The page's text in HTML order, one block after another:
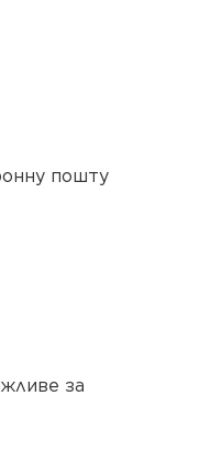
пошту
за